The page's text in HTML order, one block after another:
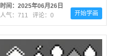
虎简笔画简单漂亮
时间：2025年06月26日
人气：711 评论：0
开始学画